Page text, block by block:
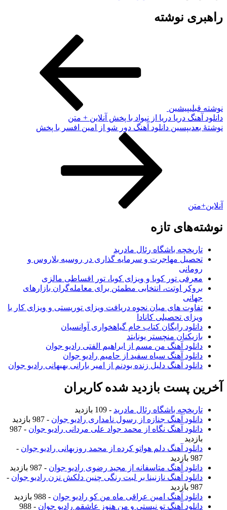
راهبری نوشته
نوشته قبلیپیشین
دانلود آهنگ دریا دریا از نیواد با پخش آنلاین + متن
نوشته‌ٔ بعدیپسین دانلود آهنگ دور شو از امین افسر با پخش
آنلاین+متن
نوشته‌های تازه
تاریخچه باشگاه رئال مادرید
تحصیل مهاجرت و سرمایه گذاری در روسیه بلاروس و
رومانی
معرفی تور کوبا و ویزای کوبا، تور اقساطی مالزی
بروکر اوتت، انتخابی مطمئن برای معامله‌گران بازارهای
جهانی
تفاوت های میان نحوه دریافت ویزای توریستی و ویزای کار با
ویزای تحصیلی کانادا
دانلود رایگان کتاب خام گیاهخواری آوانسیان
بازیکنان منچستر یونایتد
دانلود آهنگ من مسم از ابراهیم الفتی رادیو جوان
دانلود آهنگ سیاه سفید از حامیم رادیو جوان
دانلود آهنگ دلیل زنده بودنم از امیر بارانی بهبهانی رادیو جوان
آخرین پست بازدید شده کاربران
تاریخچه باشگاه رئال مادرید - 109 بازدید
دانلود آهنگ جنازه از رسول نامداری رادیو جوان - 987 بازدید
دانلود آهنگ نگاه از محمد جواد علی مردانی رادیو جوان
- 987
بازدید
دانلود آهنگ دلم هواتو کرده از محمد روزبهانی رادیو جوان -
987 بازدید
دانلود آهنگ متاسفانه از مجید رضوی رادیو جوان - 987 بازدید
دانلود آهنگ نازنینا بر لبت رنگی چنین دلکش نزن رادیو جوان -
987 بازدید
دانلود آهنگ امین عراقی ماه من کو رادیو جوان - 988 بازدید
دانلود آهنگ تو نیستی و من هنوز عاشقم رادیو جوان
- 988